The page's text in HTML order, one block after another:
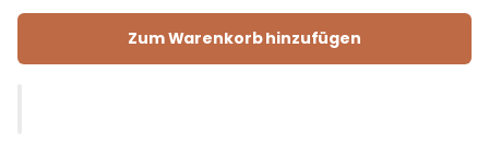
Zum Warenkorb hinzufügen